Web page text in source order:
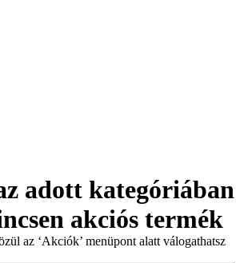
adott kategóriában
akciós termék
az ‘Akciók’ menüpont alatt válogathatsz